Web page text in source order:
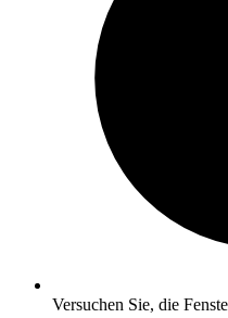
Versuchen Sie, die